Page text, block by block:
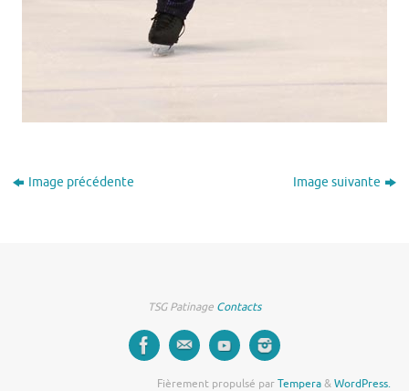
Image précédente Image suivante
TSG Patinage Contacts
Fièrement propulsé parTempera&WordPress.